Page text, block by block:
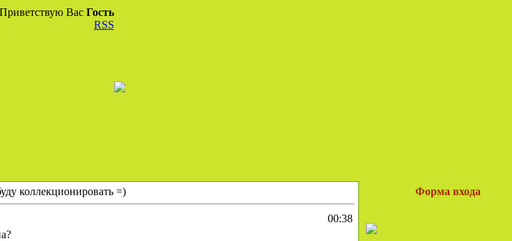
Приветствую Вас Гость
RSS
коллекционировать =)
00:38
Форма входа